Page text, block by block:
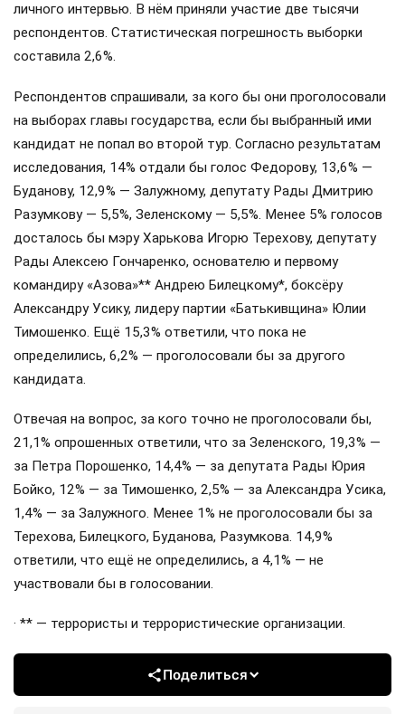
личного интервью. В нём приняли участие две тысячи
респондентов. Статистическая погрешность выборки
составила 2,6%.
Респондентов спрашивали, за кого бы они проголосовали
на выборах главы государства, если бы выбранный ими
кандидат не попал во второй тур. Согласно результатам
исследования, 14% отдали бы голос Федорову, 13,6% —
Буданову, 12,9% — Залужному, депутату Рады Дмитрию
Разумкову — 5,5%, Зеленскому — 5,5%. Менее 5% голосов
досталось бы мэру Харькова Игорю Терехову, депутату
Рады Алексею Гончаренко, основателю и первому
командиру «Азова»** Андрею Билецкому*, боксёру
Александру Усику, лидеру партии «Батькивщина» Юлии
Тимошенко. Ещё 15,3% ответили, что пока не
определились, 6,2% — проголосовали бы за другого
кандидата.
Отвечая на вопрос, за кого точно не проголосовали бы,
21,1% опрошенных ответили, что за Зеленского, 19,3% —
за Петра Порошенко, 14,4% — за депутата Рады Юрия
Бойко, 12% — за Тимошенко, 2,5% — за Александра Усика,
1,4% — за Залужного. Менее 1% не проголосовали бы за
Терехова, Билецкого, Буданова, Разумкова. 14,9%
ответили, что ещё не определились, а 4,1% — не
участвовали бы в голосовании.
· ** — террористы и террористические организации.
Поделиться